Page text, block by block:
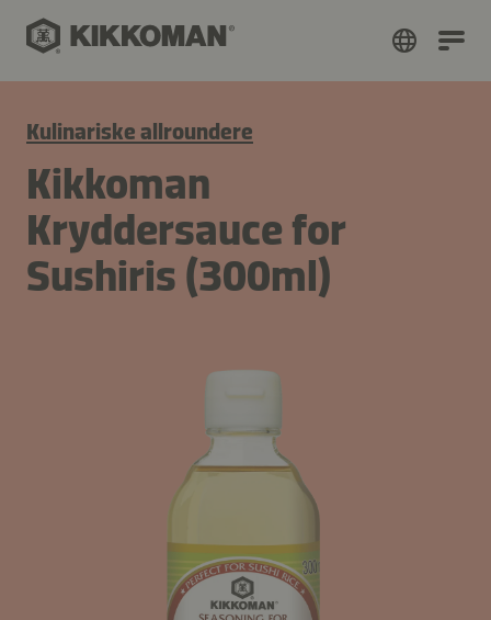
Kulinariske allroundere
Kikkoman
Kryddersauce for
Sushiris (300ml)